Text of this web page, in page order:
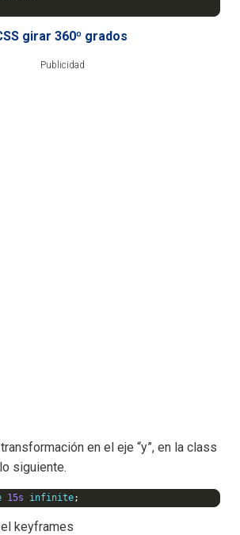
girar 360º grados
Publicidad
en el eje “y”, en la class
siguiente.
15s infinite;
keyframes